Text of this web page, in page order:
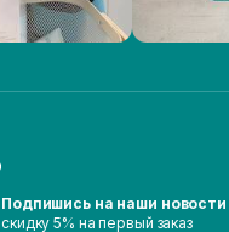
Подпишись на наши новости
скидку 5% на первый заказ